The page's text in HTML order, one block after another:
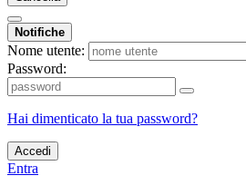
Notifiche
Nome utente:
Password:
Hai dimenticato la tua password?
Accedi
Entra